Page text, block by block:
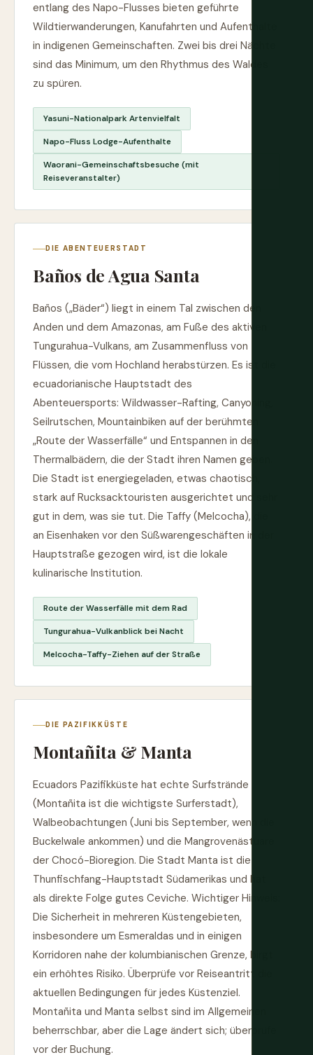
entlang des Napo-Flusses bieten geführte
Wildtierwanderungen, Kanufahrten und Aufenthalte
in indigenen Gemeinschaften. Zwei bis drei Nächte
sind das Minimum, um den Rhythmus des Waldes
zu spüren.
Yasuni-Nationalpark Artenvielfalt
Napo-Fluss Lodge-Aufenthalte
Waorani-Gemeinschaftsbesuche (mit
Reiseveranstalter)
DIE ABENTEUERSTADT
Baños de Agua Santa
Baños („Bäder“) liegt in einem Tal zwischen den
Anden und dem Amazonas, am Fuße des aktiven
Tungurahua-Vulkans, am Zusammenfluss von
Flüssen, die vom Hochland herabstürzen. Es ist die
ecuadorianische Hauptstadt des
Abenteuersports: Wildwasser-Rafting, Canyoning,
Seilrutschen, Mountainbiken auf der berühmten
„Route der Wasserfälle“ und Entspannen in den
Thermalbädern, die der Stadt ihren Namen geben.
Die Stadt ist energiegeladen, etwas chaotisch,
stark auf Rucksacktouristen ausgerichtet und sehr
gut in dem, was sie tut. Die Taffy (Melcocha), die
an Eisenhaken vor den Süßwarengeschäften in der
Hauptstraße gezogen wird, ist die lokale
kulinarische Institution.
Route der Wasserfälle mit dem Rad
Tungurahua-Vulkanblick bei Nacht
Melcocha-Taffy-Ziehen auf der Straße
DIE PAZIFIKKÜSTE
Montañita & Manta
Ecuadors Pazifikküste hat echte Surfstrände
(Montañita ist die wichtigste Surferstadt),
Walbeobachtungen (Juni bis September, wenn die
Buckelwale ankommen) und die Mangrovenästuare
der Chocó-Bioregion. Die Stadt Manta ist die
Thunfischfang-Hauptstadt Südamerikas und hat
als direkte Folge gutes Ceviche. Wichtiger Hinweis:
Die Sicherheit in mehreren Küstengebieten,
insbesondere um Esmeraldas und in einigen
Korridoren nahe der kolumbianischen Grenze, birgt
ein erhöhtes Risiko. Überprüfe vor Reiseantritt die
aktuellen Bedingungen für jedes Küstenziel.
Montañita und Manta selbst sind im Allgemeinen
beherrschbar, aber die Lage ändert sich; überprüfe
vor der Buchung.